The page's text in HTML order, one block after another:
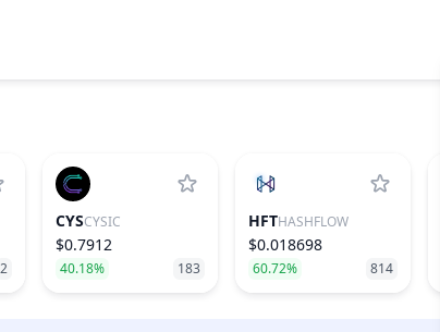
2
CYSCYSIC
$0.7912
40.18% 183
HFTHASHFLOW
$0.018698
60.72% 814